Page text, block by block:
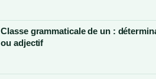
Classe grammaticale de un :
ou adjectif